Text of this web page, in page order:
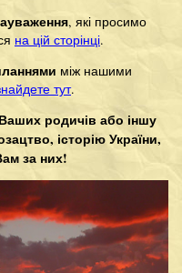
, які просимо
на цій сторінці.
між нашими
тут.
родичів або іншу
історію України,
за них!